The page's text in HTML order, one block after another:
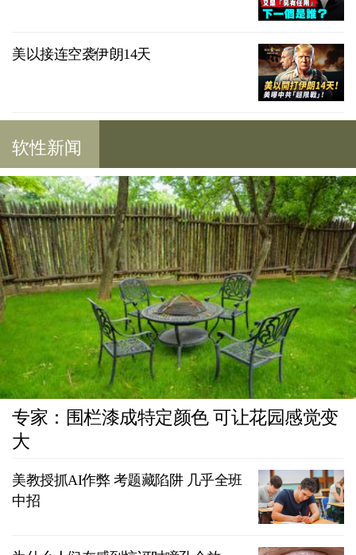
美以接连空袭伊朗14天
软性新闻
专家：围栏漆成特定颜色 可让花园感觉变
大
美教授抓AI作弊 考题藏陷阱 几乎全班
中招